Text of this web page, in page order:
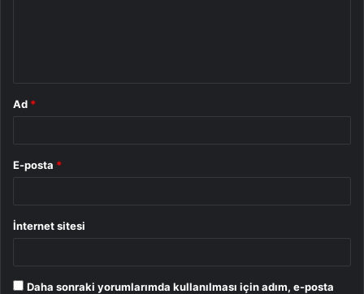
Ad *
E-posta *
İnternet sitesi
Daha sonraki yorumlarımda kullanılması için adım, e-posta